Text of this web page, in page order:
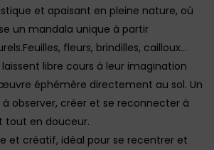
et apaisant en pleine nature, où
un mandala unique à partir
fleurs, brindilles, cailloux…
libre cours à leur imagination
éphémère directement au sol. Un
observer, créer et se reconnecter à
tout en douceur.
et créatif, idéal pour se recentrer et